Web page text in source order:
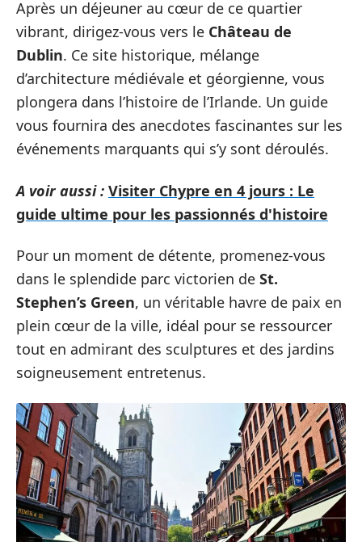
Après un déjeuner au cœur de ce quartier
vibrant, dirigez-vous vers le Château de
Dublin. Ce site historique, mélange
d’architecture médiévale et géorgienne, vous
plongera dans l’histoire de l’Irlande. Un guide
vous fournira des anecdotes fascinantes sur les
événements marquants qui s’y sont déroulés.
A voir aussi : Visiter Chypre en 4 jours : Le
guide ultime pour les passionnés d'histoire
Pour un moment de détente, promenez-vous
dans le splendide parc victorien de St.
Stephen’s Green, un véritable havre de paix en
plein cœur de la ville, idéal pour se ressourcer
tout en admirant des sculptures et des jardins
soigneusement entretenus.